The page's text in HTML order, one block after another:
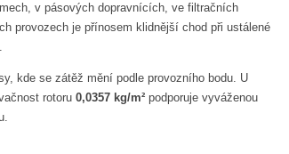
v pásových dopravnících, ve filtračních
provozech je přínosem klidnější chod při ustálené
kde se zátěž mění podle provozního bodu. U
rotoru 0,0357 kg/m² podporuje vyváženou